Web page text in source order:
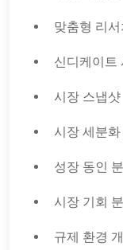
맞춤형 리
신디케이트
시장 스냅샷
시장 세분화
성장 동인
시장 기회
규제 환경